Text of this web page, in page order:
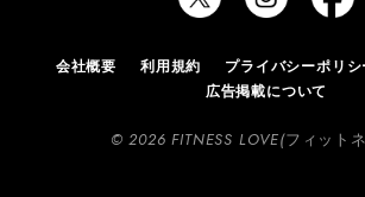
会社概要 利用規約 プライバシーポリシ
広告掲載について
© 2026 FITNESS LOVE(フィット